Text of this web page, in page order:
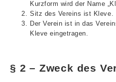
Kurzform wird der Name
Sitz des Vereins ist Kleve.
Der Verein ist in das
Kleve eingetragen.
§ 2 – Zweck des